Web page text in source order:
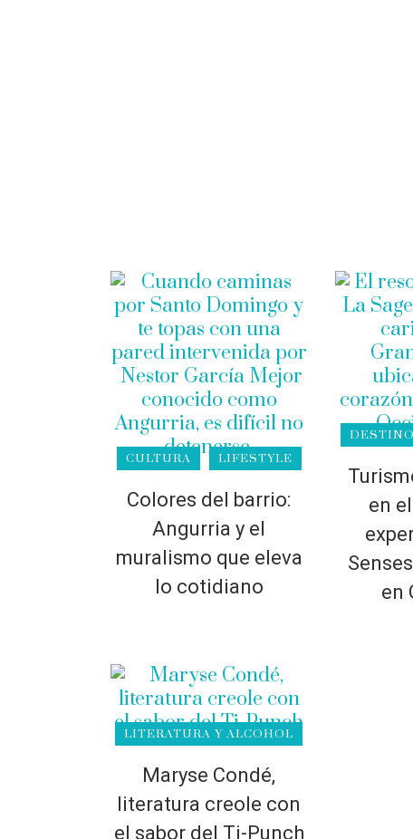
CULTURA LIFESTYLE
Colores del barrio:
Angurria y el
muralismo que eleva
lo cotidiano
en
en
LITERATURA Y ALCOHOL
Maryse Condé,
literatura creole con
el sabor del Ti-Punch